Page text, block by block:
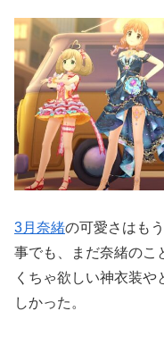
3月奈緒の可愛さはも
事でも、まだ奈緒のこ
くちゃ欲しい神衣装
しかった。